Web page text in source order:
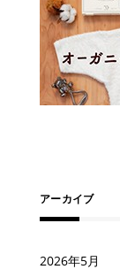
アーカイブ
2026年5月